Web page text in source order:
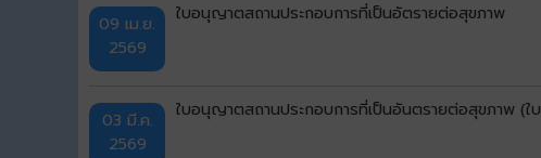
09 เม.ย.
2569
ใบอนุญาตสถานประกอบการที่เป็นอัตรายต่อสุขภาพ
03 มี.ค.
2569
ใบอนุญาตสถานประกอบการที่เป็นอันตรายต่อสุขภาพ (